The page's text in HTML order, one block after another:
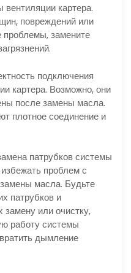
вентиляции картера.
повреждений или
замените
подключения
картера. Возможно, они
после замены масла.
плотное соединение и
патрубков системы
проблем с
масла. Будьте
патрубков и
замену или очистку,
работу системы
дымление